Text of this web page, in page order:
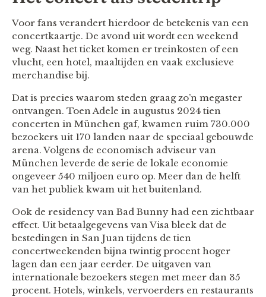
Voor fans verandert hierdoor de betekenis van een
concertkaartje. De avond uit wordt een weekend
weg. Naast het ticket komen er treinkosten of een
vlucht, een hotel, maaltijden en vaak exclusieve
merchandise bij.
Dat is precies waarom steden graag zo’n megaster
ontvangen. Toen Adele in augustus 2024 tien
concerten in München gaf, kwamen ruim 730.000
bezoekers uit 170 landen naar de speciaal gebouwde
arena. Volgens de economisch adviseur van
München leverde de serie de lokale economie
ongeveer 540 miljoen euro op. Meer dan de helft
van het publiek kwam uit het buitenland.
Ook de residency van Bad Bunny had een zichtbaar
effect. Uit betaalgegevens van Visa bleek dat de
bestedingen in San Juan tijdens de tien
concertweekenden bijna twintig procent hoger
lagen dan een jaar eerder. De uitgaven van
internationale bezoekers stegen met meer dan 35
procent. Hotels, winkels, vervoerders en restaurants